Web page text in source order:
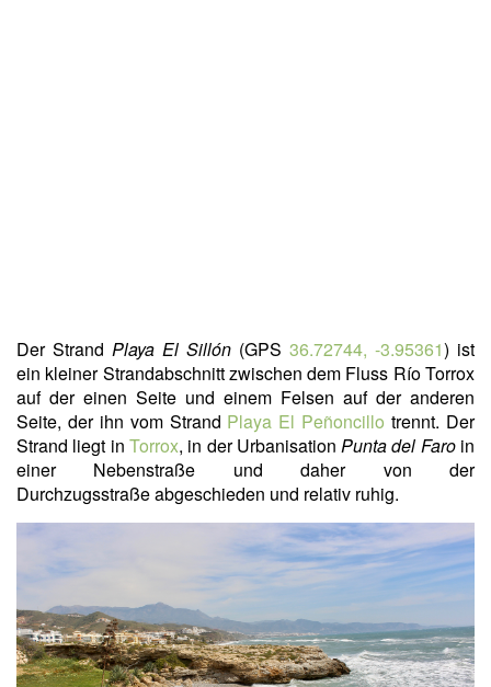
Der Strand Playa El Sillón (GPS 36.72744, -3.95361) ist
ein kleiner Strandabschnitt zwischen dem Fluss Río Torrox
auf der einen Seite und einem Felsen auf der anderen
Seite, der ihn vom Strand Playa El Peñoncillo trennt. Der
Strand liegt in Torrox, in der UrbanisationPunta del Faroin
einer Nebenstraße und daher von der
Durchzugsstraße abgeschieden und relativ ruhig.